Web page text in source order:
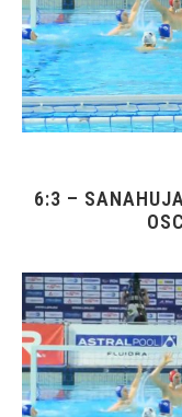
6:3 –